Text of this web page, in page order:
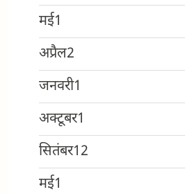
मई1
अप्रैल2
जनवरी1
अक्टूबर1
सितंबर12
मई1